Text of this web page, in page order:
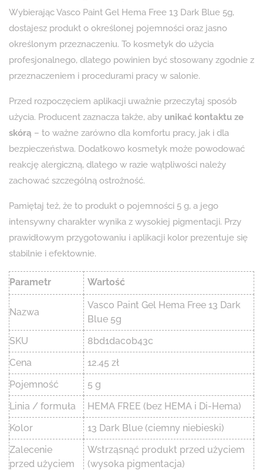
Wybierając Vasco Paint Gel Hema Free 13 Dark Blue 5g,
dostajesz produkt o określonej pojemności oraz jasno
określonym przeznaczeniu. To kosmetyk do użycia
profesjonalnego, dlatego powinien być stosowany zgodnie z
przeznaczeniem i procedurami pracy w salonie.
Przed rozpoczęciem aplikacji uważnie przeczytaj sposób
użycia. Producent zaznacza także, aby unikać kontaktu ze
skórą – to ważne zarówno dla komfortu pracy, jak i dla
bezpieczeństwa. Dodatkowo kosmetyk może powodować
reakcję alergiczną, dlatego w razie wątpliwości należy
zachować szczególną ostrożność.
Pamiętaj też, że to produkt o pojemności 5 g, a jego
intensywny charakter wynika z wysokiej pigmentacji. Przy
prawidłowym przygotowaniu i aplikacji kolor prezentuje się
stabilnie i efektownie.
Parametr Wartość
Nazwa
Vasco Paint Gel Hema Free 13 Dark
Blue 5g
SKU
8bd1dac0b43c
Cena
12.45 zł
Pojemność
5 g
Linia / formuła
HEMA FREE (bez HEMA i Di-Hema)
Kolor
13 Dark Blue (ciemny niebieski)
Zalecenie
przed użyciem
Wstrząsnąć produkt przed użyciem
(wysoka pigmentacja)